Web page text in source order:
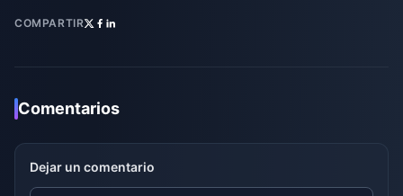
COMPARTIR
Comentarios
Dejar un comentario